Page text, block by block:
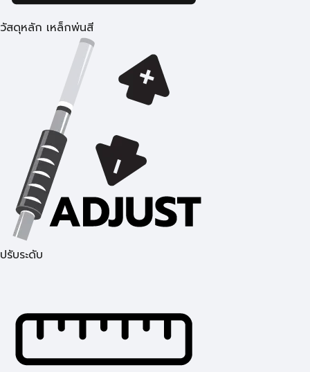
วัสดุหลัก เหล็กพ่นสี
ปรับระดับ